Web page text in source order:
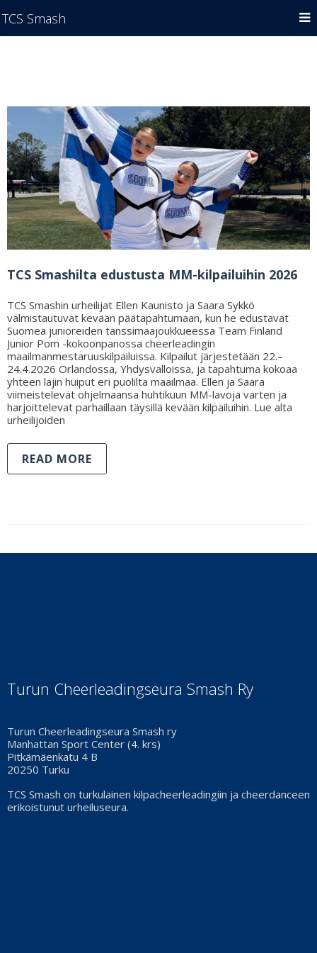
TCS Smashilta edustusta MM-kilpailuihin 2026
TCS Smashin urheilijat Ellen Kaunisto ja Saara Sykkö
valmistautuvat kevään päätapahtumaan, kun he edustavat
Suomea junioreiden tanssimaajoukkueessa Team Finland
Junior Pom -kokoonpanossa cheerleadingin
maailmanmestaruuskilpailuissa. Kilpailut järjestetään 22.–
24.4.2026 Orlandossa, Yhdysvalloissa, ja tapahtuma kokoaa
yhteen lajin huiput eri puolilta maailmaa. Ellen ja Saara
viimeistelevät ohjelmaansa huhtikuun MM-lavoja varten ja
harjoittelevat parhaillaan täysillä kevään kilpailuihin. Lue alta
urheilijoiden
READ MORE
Turun Cheerleadingseura Smash Ry
Turun Cheerleadingseura Smash ry
Manhattan Sport Center (4. krs)
Pitkämäenkatu 4 B
20250 Turku
TCS Smash on turkulainen kilpacheerleadingiin ja cheerdanceen
erikoistunut urheiluseura.
TCS Smash